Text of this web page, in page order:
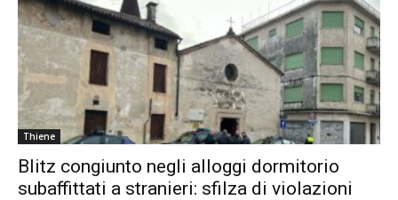
Thiene
Blitz congiunto negli alloggi dormitorio
subaffittati a stranieri: sfilza di violazioni